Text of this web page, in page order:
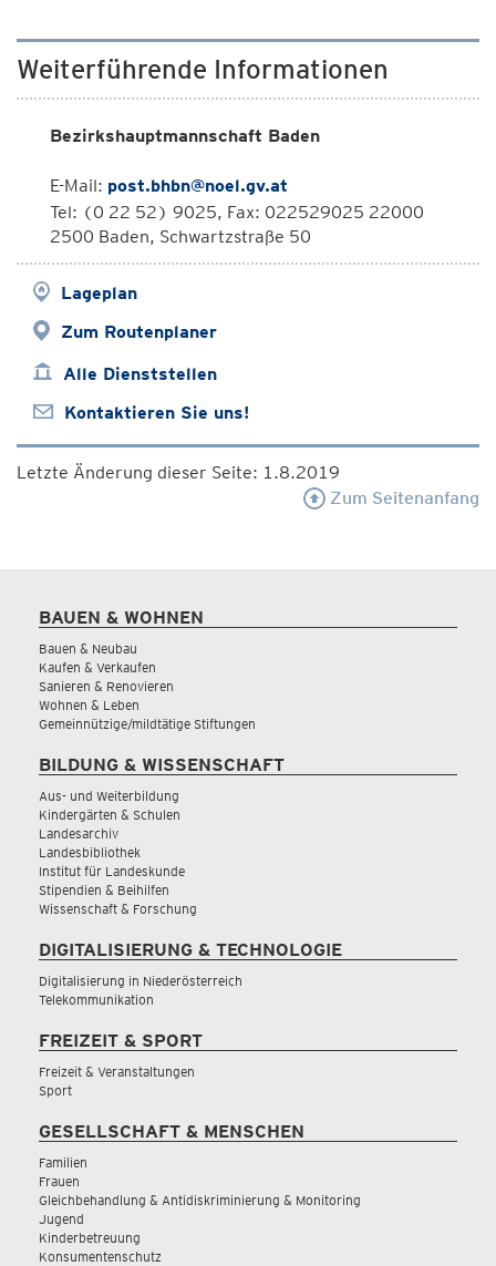
Weiterführende Informationen
Bezirkshauptmannschaft Baden
E-Mail: post.bhbn@noel.gv.at
Tel: (0 22 52) 9025, Fax: 022529025 22000
2500 Baden, Schwartzstraße 50
Lageplan
Zum Routenplaner
Alle Dienststellen
Kontaktieren Sie uns!
Letzte Änderung dieser Seite: 1.8.2019
Zum Seitenanfang
BAUEN & WOHNEN
Bauen & Neubau
Kaufen & Verkaufen
Sanieren & Renovieren
Wohnen & Leben
Gemeinnützige/mildtätige Stiftungen
BILDUNG & WISSENSCHAFT
Aus- und Weiterbildung
Kindergärten & Schulen
Landesarchiv
Landesbibliothek
Institut für Landeskunde
Stipendien & Beihilfen
Wissenschaft & Forschung
DIGITALISIERUNG & TECHNOLOGIE
Digitalisierung in Niederösterreich
Telekommunikation
FREIZEIT & SPORT
Freizeit & Veranstaltungen
Sport
GESELLSCHAFT & MENSCHEN
Familien
Frauen
Gleichbehandlung & Antidiskriminierung & Monitoring
Jugend
Kinderbetreuung
Konsumentenschutz